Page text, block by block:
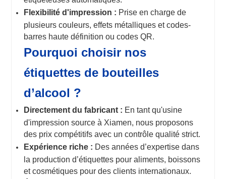
Flexibilité d'impression : Prise en charge de
plusieurs couleurs, effets métalliques et codes-
barres haute définition ou codes QR.
Pourquoi choisir nos
étiquettes de bouteilles
d’alcool ?
Directement du fabricant : En tant qu'usine
d'impression source à Xiamen, nous proposons
des prix compétitifs avec un contrôle qualité strict.
Expérience riche : Des années d’expertise dans
la production d’étiquettes pour aliments, boissons
et cosmétiques pour des clients internationaux.